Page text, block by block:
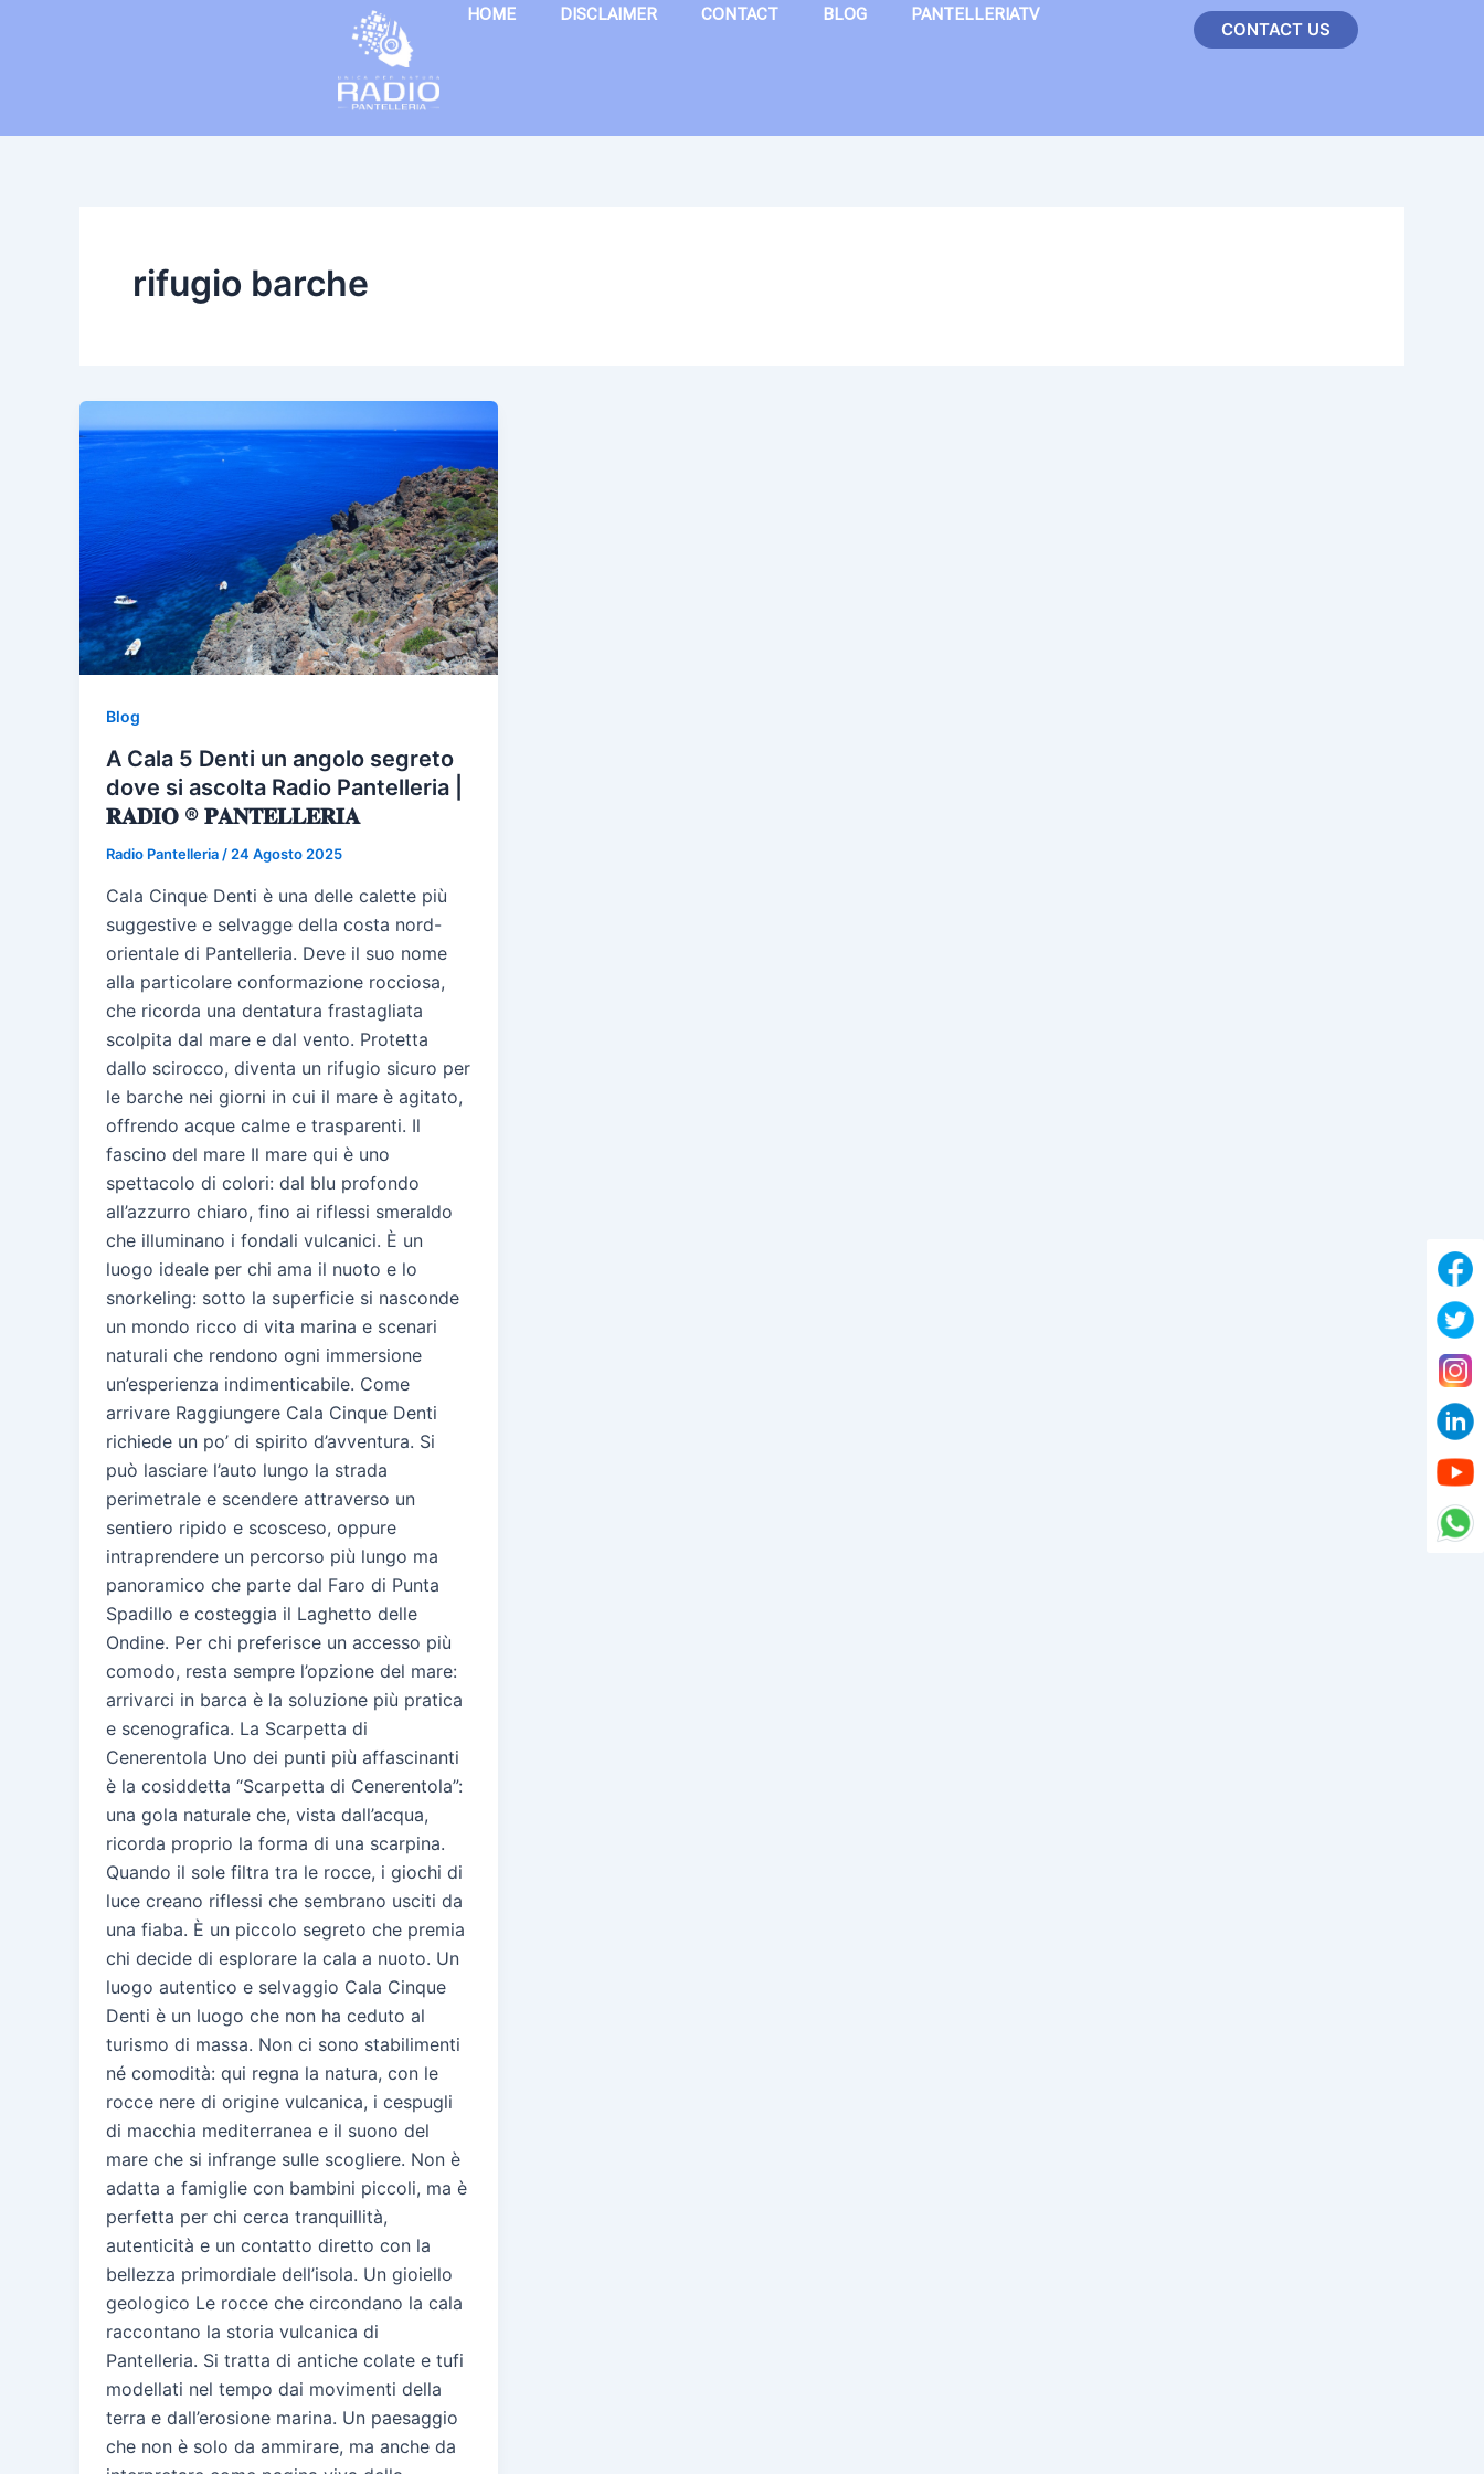
HOME DISCLAIMER CONTACT BLOG PANTELLERIATV
CONTACT US
rifugio barche
Blog
A Cala 5 Denti un angolo segreto
dove si ascolta Radio Pantelleria |
𝐑𝐀𝐃𝐈𝐎 ® 𝐏𝐀𝐍𝐓𝐄𝐋𝐋𝐄𝐑𝐈𝐀
Radio Pantelleria / 24 Agosto 2025
Cala Cinque Denti è una delle calette più
suggestive e selvagge della costa nord-
orientale di Pantelleria. Deve il suo nome
alla particolare conformazione rocciosa,
che ricorda una dentatura frastagliata
scolpita dal mare e dal vento. Protetta
dallo scirocco, diventa un rifugio sicuro per
le barche nei giorni in cui il mare è agitato,
offrendo acque calme e trasparenti. Il
fascino del mare Il mare qui è uno
spettacolo di colori: dal blu profondo
all’azzurro chiaro, fino ai riflessi smeraldo
che illuminano i fondali vulcanici. È un
luogo ideale per chi ama il nuoto e lo
snorkeling: sotto la superficie si nasconde
un mondo ricco di vita marina e scenari
naturali che rendono ogni immersione
un’esperienza indimenticabile. Come
arrivare Raggiungere Cala Cinque Denti
richiede un po’ di spirito d’avventura. Si
può lasciare l’auto lungo la strada
perimetrale e scendere attraverso un
sentiero ripido e scosceso, oppure
intraprendere un percorso più lungo ma
panoramico che parte dal Faro di Punta
Spadillo e costeggia il Laghetto delle
Ondine. Per chi preferisce un accesso più
comodo, resta sempre l’opzione del mare:
arrivarci in barca è la soluzione più pratica
e scenografica. La Scarpetta di
Cenerentola Uno dei punti più affascinanti
è la cosiddetta “Scarpetta di Cenerentola”:
una gola naturale che, vista dall’acqua,
ricorda proprio la forma di una scarpina.
Quando il sole filtra tra le rocce, i giochi di
luce creano riflessi che sembrano usciti da
una fiaba. È un piccolo segreto che premia
chi decide di esplorare la cala a nuoto. Un
luogo autentico e selvaggio Cala Cinque
Denti è un luogo che non ha ceduto al
turismo di massa. Non ci sono stabilimenti
né comodità: qui regna la natura, con le
rocce nere di origine vulcanica, i cespugli
di macchia mediterranea e il suono del
mare che si infrange sulle scogliere. Non è
adatta a famiglie con bambini piccoli, ma è
perfetta per chi cerca tranquillità,
autenticità e un contatto diretto con la
bellezza primordiale dell’isola. Un gioiello
geologico Le rocce che circondano la cala
raccontano la storia vulcanica di
Pantelleria. Si tratta di antiche colate e tufi
modellati nel tempo dai movimenti della
terra e dall’erosione marina. Un paesaggio
che non è solo da ammirare, ma anche da